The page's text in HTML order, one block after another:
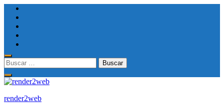
Saltar
contenido
(presione
Entrar)
Buscar:
render2web